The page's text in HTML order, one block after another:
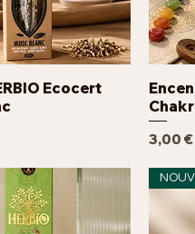
rapide
Ecocert
Prix
3,00 €